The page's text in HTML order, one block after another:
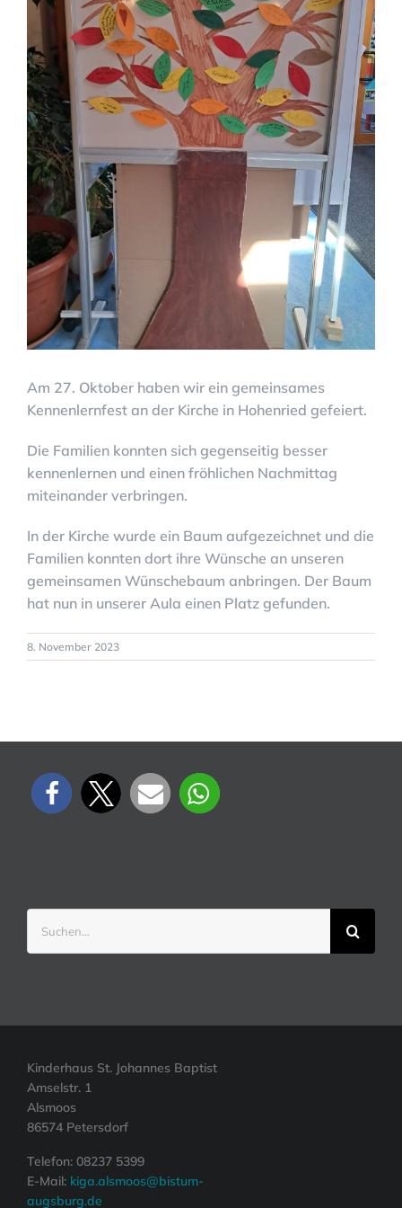
Am 27. Oktober haben wir ein gemeinsames
Kennenlernfest an der Kirche in Hohenried gefeiert.
Die Familien konnten sich gegenseitig besser
kennenlernen und einen fröhlichen Nachmittag
miteinander verbringen.
In der Kirche wurde ein Baum aufgezeichnet und die
Familien konnten dort ihre Wünsche an unseren
gemeinsamen Wünschebaum anbringen. Der Baum
hat nun in unserer Aula einen Platz gefunden.
8. November 2023
nach:
Kinderhaus St. Johannes Baptist
Amselstr. 1
Alsmoos
86574 Petersdorf
Telefon: 08237 5399
E-Mail: kiga.alsmoos@bistum-
augsburg.de